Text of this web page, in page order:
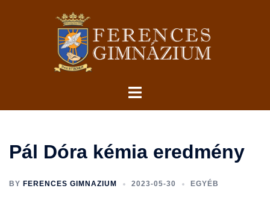
Toggle
Pál Dóra kémia eredmény
BY FERENCES GIMNAZIUM 2023-05-30 EGYÉB